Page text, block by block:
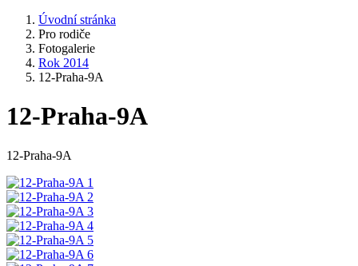
Úvodní stránka
Pro rodiče
Fotogalerie
Rok 2014
12-Praha-9A
12-Praha-9A
12-Praha-9A